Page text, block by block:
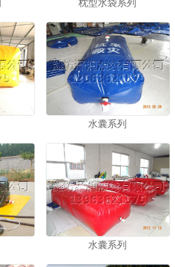
枕型水袋系列
水囊系列
水囊系列